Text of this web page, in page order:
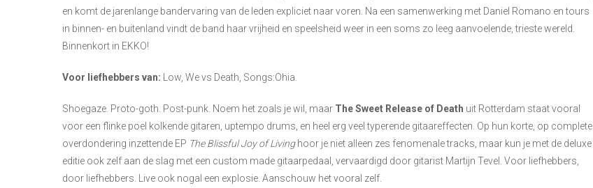
en komt de jarenlange bandervaring van de leden expliciet naar voren. Na een samenwerking met Daniel Romano en tours
in binnen- en buitenland vindt de band haar vrijheid en speelsheid weer in een soms zo leeg aanvoelende, trieste wereld.
Binnenkort in EKKO!
Voor liefhebbers van: Low, We vs Death, Songs:Ohia.
Shoegaze. Proto-goth. Post-punk. Noem het zoals je wil, maar The Sweet Release of Death uit Rotterdam staat vooral
voor een flinke poel kolkende gitaren, uptempo drums, en heel erg veel typerende gitaareffecten. Op hun korte, op complete
overdondering inzettende EP The Blissful Joy of Livinghoor je niet alleen zes fenomenale tracks, maar kun je met de deluxe
editie ook zelf aan de slag met een custom made gitaarpedaal, vervaardigd door gitarist Martijn Tevel. Voor liefhebbers,
door liefhebbers. Live ook nogal een explosie. Aanschouw het vooral zelf.